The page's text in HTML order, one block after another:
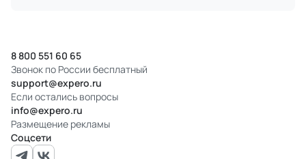
8 800 551 60 65
Звонок по России бесплатный
support@expero.ru
Если остались вопросы
info@expero.ru
Размещение рекламы
Соцсети